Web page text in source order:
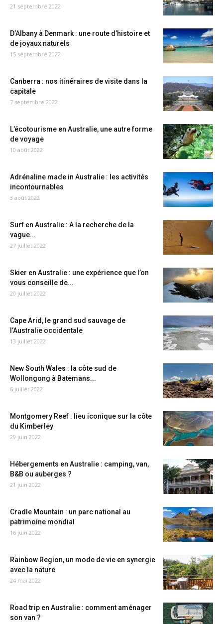
21 septembre 2022
D’Albany à Denmark : une route d’histoire et
de joyaux naturels
15 septembre 2022
Canberra : nos itinéraires de visite dans la
capitale
7 septembre 2022
L’écotourisme en Australie, une autre forme
de voyage
10 août 2022
Adrénaline made in Australie : les activités
incontournables
3 août 2022
Surf en Australie : A la recherche de la
vague...
27 juillet 2022
Skier en Australie : une expérience que l’on
vous conseille de...
20 juillet 2022
Cape Arid, le grand sud sauvage de
l’Australie occidentale
13 juillet 2022
New South Wales : la côte sud de
Wollongong à Batemans...
6 juillet 2022
Montgomery Reef : lieu iconique sur la côte
du Kimberley
29 juin 2022
Hébergements en Australie : camping, van,
B&B ou auberges ?
21 juin 2022
Cradle Mountain : un parc national au
patrimoine mondial
16 juin 2022
Rainbow Region, un mode de vie en synergie
avec la nature
24 mai 2022
Road trip en Australie : comment aménager
son van ?